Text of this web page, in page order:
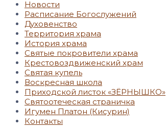
Новости
Расписание Богослужений
Духовенство
Территория храма
История храма
Святые покровители храма
Крестовоздвиженский храм
Святая купель
Воскресная школа
Приходской листок «ЗЁРНЫШКО»
Святоотеческая страничка
Игумен Платон (Кисурин)
Контакты